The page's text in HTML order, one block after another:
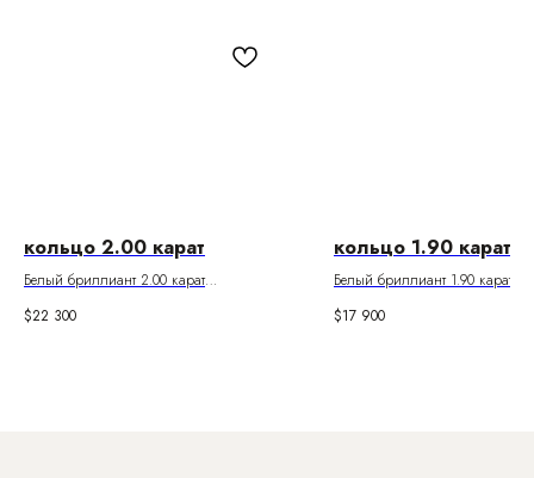
кольцо 2.00 карат
Белый бриллиант 2.00 карат
Паспорт GIA
$22 300
кольцо 1.90 карат
Белый бриллиант 1.90 карат
Паспорт GIA
$17 900